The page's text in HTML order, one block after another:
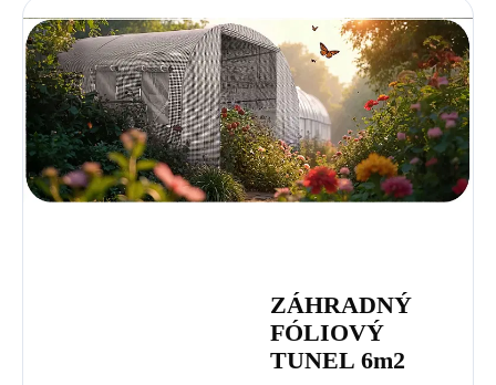
ZÁHRADNÝ
FÓLIOVÝ
TUNEL 6m2